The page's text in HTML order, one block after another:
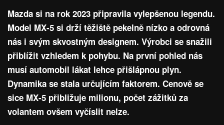
Mazda si na rok 2023 připravila vylepšenou legendu.
Model MX-5 si drží těžiště pekelně nízko a odrovná
nás i svým skvostným designem. Výrobci se snažili
přiblížit vzhledem k pohybu. Na první pohled nás
musí automobil lákat lehce přišlápnou plyn.
Dynamika se stala určujícím faktorem. Cenově se
sice MX-5 přibližuje milionu, počet zážitků za
volantem ovšem vyčíslit nelze.